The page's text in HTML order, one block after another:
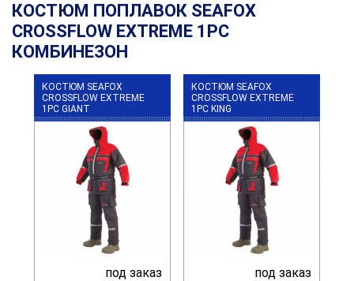
КОСТЮМ ПОПЛАВОК SEAFOX
CROSSFLOW EXTREME 1PC
КОМБИНЕЗОН
КОСТЮМ SEAFOX
CROSSFLOW EXTREME
1PC GIANT
под заказ
КОСТЮМ SEAFOX
CROSSFLOW EXTREME
1PC KING
под заказ